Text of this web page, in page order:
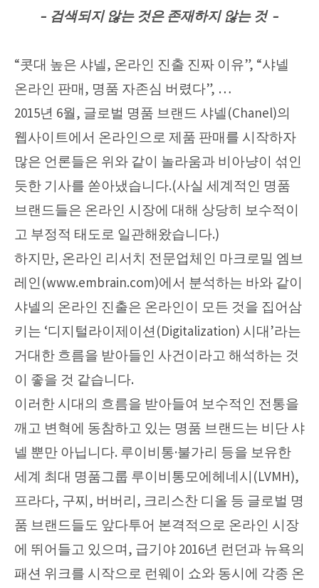
– 검색되지 않는 것은 존재하지 않는 것 –
“콧대 높은 샤넬, 온라인 진출 진짜 이유”, “샤넬
온라인 판매, 명품 자존심 버렸다”, …
2015년 6월, 글로벌 명품 브랜드 샤넬(Chanel)의
웹사이트에서 온라인으로 제품 판매를 시작하자
많은 언론들은 위와 같이 놀라움과 비아냥이 섞인
듯한 기사를 쏟아냈습니다.(사실 세계적인 명품
브랜드들은 온라인 시장에 대해 상당히 보수적이
고 부정적 태도로 일관해왔습니다.)
하지만, 온라인 리서치 전문업체인 마크로밀 엠브
레인(www.embrain.com)에서 분석하는 바와 같이
샤넬의 온라인 진출은 온라인이 모든 것을 집어삼
키는 ‘디지털라이제이션(Digitalization) 시대’라는
거대한 흐름을 받아들인 사건이라고 해석하는 것
이 좋을 것 같습니다.
이러한 시대의 흐름을 받아들여 보수적인 전통을
깨고 변혁에 동참하고 있는 명품 브랜드는 비단 샤
넬 뿐만 아닙니다. 루이비통·불가리 등을 보유한
세계 최대 명품그룹 루이비통모에헤네시(LVMH),
프라다, 구찌, 버버리, 크리스찬 디올 등 글로벌 명
품 브랜드들도 앞다투어 본격적으로 온라인 시장
에 뛰어들고 있으며, 급기야 2016년 런던과 뉴욕의
패션 위크를 시작으로 런웨이 쇼와 동시에 각종 온